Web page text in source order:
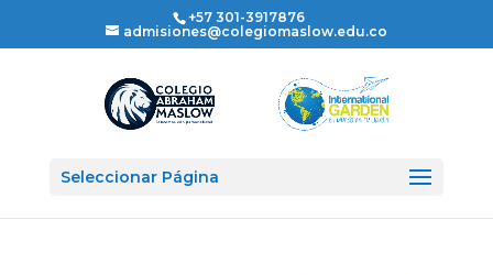
+57 301-3917876
admisiones@colegiomaslow.edu.co
Seleccionar Página